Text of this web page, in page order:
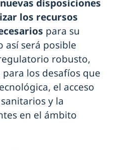
disposiciones
los recursos
para su
así será posible
robusto,
los desafíos que
el acceso
y la
en el ámbito